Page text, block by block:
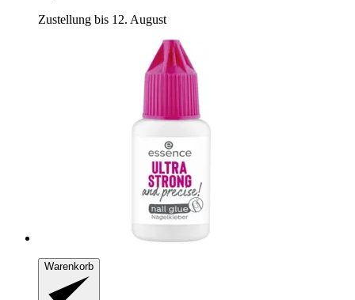
Zustellung bis 12. August
Warenkorb